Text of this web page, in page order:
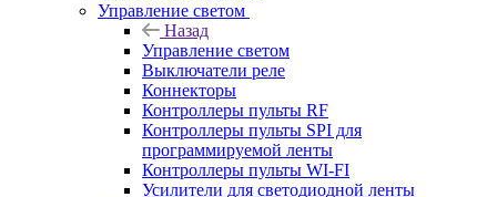
Управление светом
Назад
Управление светом
Выключатели реле
Коннекторы
Контроллеры пульты RF
Контроллеры пульты SPI для
программируемой ленты
Контроллеры пульты WI-FI
Усилители для светодиодной ленты